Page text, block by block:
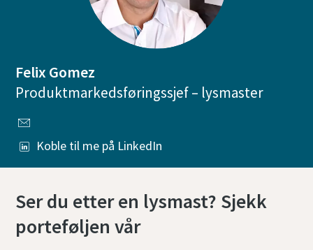
Felix Gomez
Produktmarkedsføringssjef – lysmaster
Koble til me på LinkedIn
Ser du etter en lysmast? Sjekk
porteføljen vår